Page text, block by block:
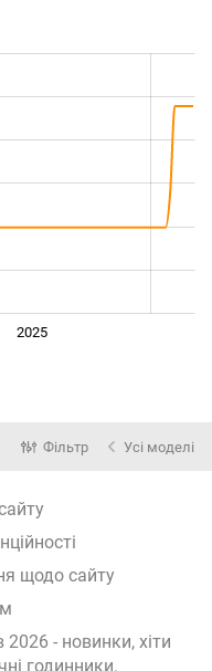
2025
Фільтр Усі моделі
щодо сайту
- новинки, хіти
годинники.